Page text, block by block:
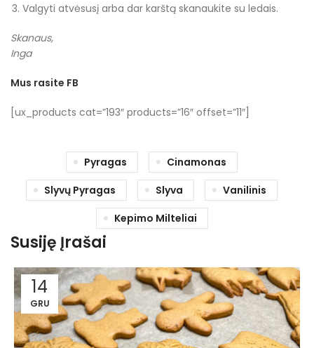
Valgyti atvėsusį arba dar karštą skanaukite su ledais.
Skanaus,
Inga
Mus rasite FB
[ux_products cat=”193″ products=”16″ offset=”11″]
Pyragas
Cinamonas
Slyvų Pyragas
Slyva
Vanilinis
Kepimo Milteliai
Susiję Įrašai
14
GRU